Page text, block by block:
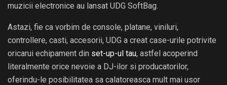
muzicii electronice au lansat UDG SoftBag.
Astazi, fie ca vorbim de console, platane, viniluri,
controllere, casti, accesorii, UDG a creat case-urile potrivite
oricarui echipament din set-up-ul tau, astfel acoperind
literalmente orice nevoie a DJ-ilor si producatorilor,
oferindu-le posibilitatea sa calatoreasca mult mai usor